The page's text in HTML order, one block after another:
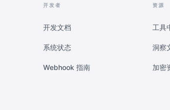
开发者
开发文档
系统状态
Webhook 指南
资源
工具
洞察
加密